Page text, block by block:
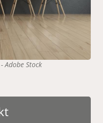
Adobe Stock